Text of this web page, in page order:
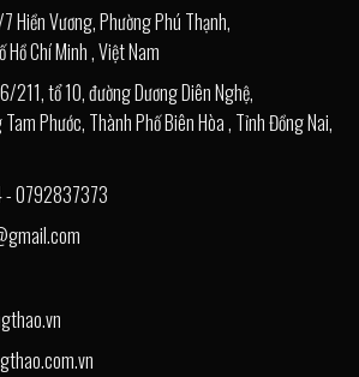
Vương, Phường Phú Thạnh,
Hồ Chí Minh , Việt Nam
211, tổ 10, đường Dương Diên Nghệ,
Phước, Thành Phố Biên Hòa , Tỉnh Đồng Nai,
0792837373